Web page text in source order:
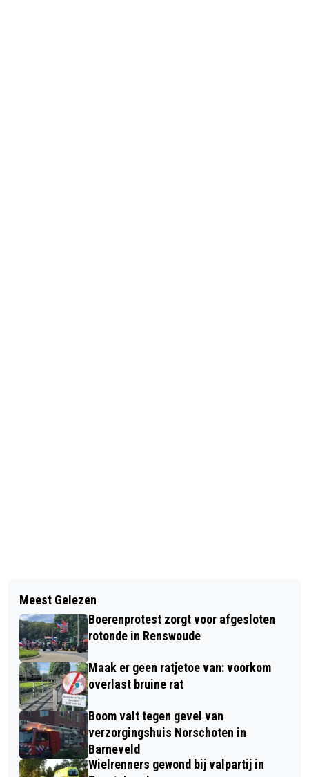
MOTORRIJDER GEWOND BIJ
EENZIJDIG ONGEVAL OP BARON VAN
NAGELLSTRAAT IN VOORTHUIZEN
VROEGE OCHTENDWANDELING -
BELEEF DE NATUUR BIJ
NATUURCENTRUM DE GINKEL!
Meest Gelezen
Boerenprotest zorgt voor afgesloten
rotonde in Renswoude
Maak er geen ratjetoe van: voorkom
overlast bruine rat
Boom valt tegen gevel van
verzorgingshuis Norschoten in
Barneveld
Wielrenners gewond bij valpartij in